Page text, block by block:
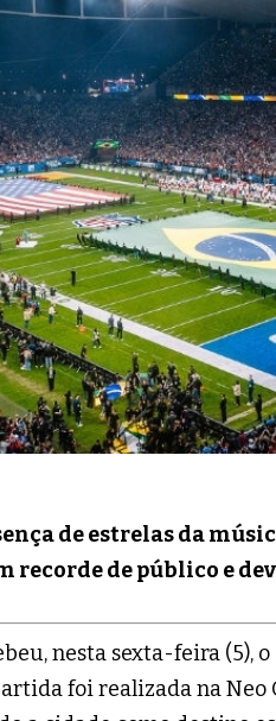
de estrelas da
recorde de público e
nesta sexta-feira (5),
foi realizada na